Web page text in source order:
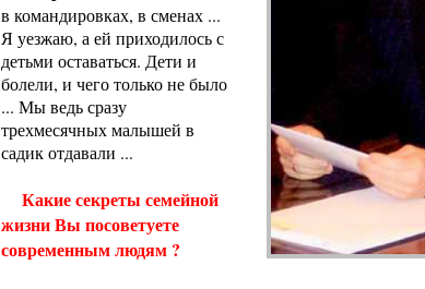
в командировках, в сменах ...
Я уезжаю, а ей приходилось с
детьми оставаться. Дети и
болели, и чего только не было
... Мы ведь сразу
трехмесячных малышей в
садик отдавали ...
Какие секреты семейной
жизни Вы посоветуете
современным людям ?